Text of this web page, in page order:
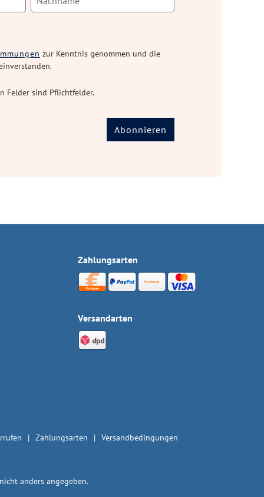
zur Kenntnis genommen und die
Felder sind Pflichtfelder.
Abonnieren
Zahlungsarten
Versandarten
Zahlungsarten Versandbedingungen
anders angegeben.